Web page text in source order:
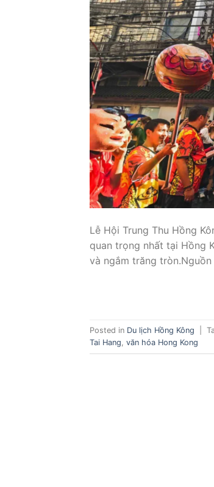
Lễ Hội Trung Thu Hồng
quan trọng nhất tại Hồng
và ngắm trăng
Posted in Du lịch Hồng Kông
Tai Hang văn hóa Hong Kong